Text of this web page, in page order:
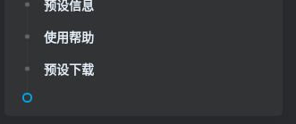
预设信息
使用帮助
预设下载